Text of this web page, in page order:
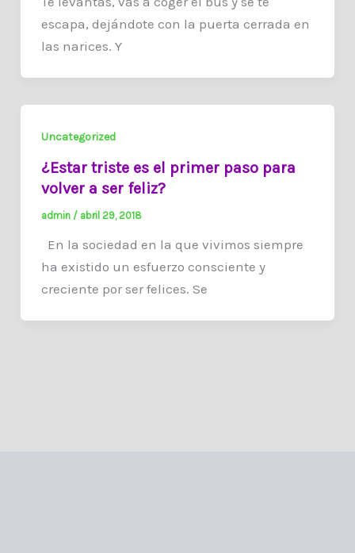
escapa, dejándote con la puerta cerrada en
las narices. Y
Uncategorized
¿Estar triste es el primer paso para
volver a ser feliz?
admin / abril 29, 2018
En la sociedad en la que vivimos siempre
ha existido un esfuerzo consciente y
creciente por ser felices. Se